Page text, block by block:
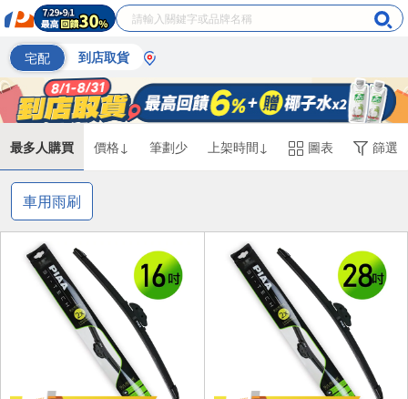
宅配 到店取貨
最多人購買 價格↓ 筆劃少 上架時間↓ 圖表 篩選
車用雨刷